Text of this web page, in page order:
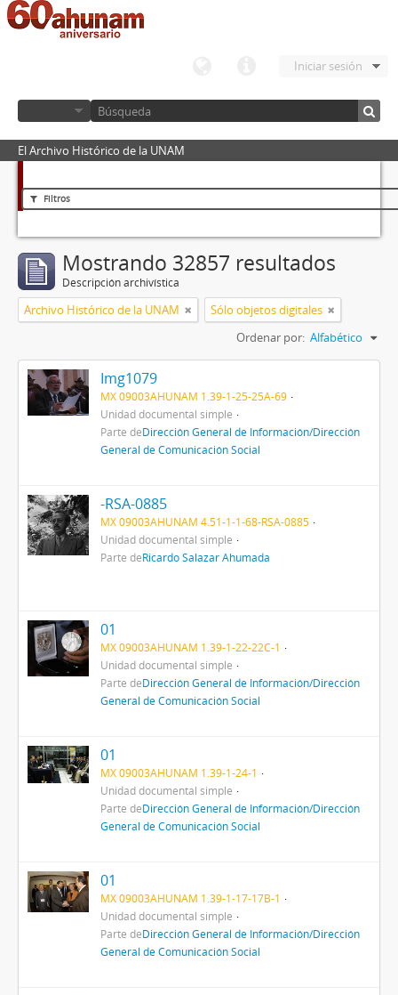
Iniciar sesión
El Archivo Histórico de la UNAM
Filtros
Mostrando 32857 resultados
Descripción archivística
Archivo Histórico de la UNAM
Sólo objetos digitales
Ordenar por: Alfabético
Img1079
MX 09003AHUNAM 1.39-1-25-25A-69
Unidad documental simple
Parte deDirección General de Información/Dirección
General de Comunicación Social
-RSA-0885
MX 09003AHUNAM 4.51-1-1-68-RSA-0885
Unidad documental simple
Parte deRicardo Salazar Ahumada
01
MX 09003AHUNAM 1.39-1-22-22C-1
Unidad documental simple
Parte deDirección General de Información/Dirección
General de Comunicación Social
01
MX 09003AHUNAM 1.39-1-24-1
Unidad documental simple
Parte deDirección General de Información/Dirección
General de Comunicación Social
01
MX 09003AHUNAM 1.39-1-17-17B-1
Unidad documental simple
Parte deDirección General de Información/Dirección
General de Comunicación Social